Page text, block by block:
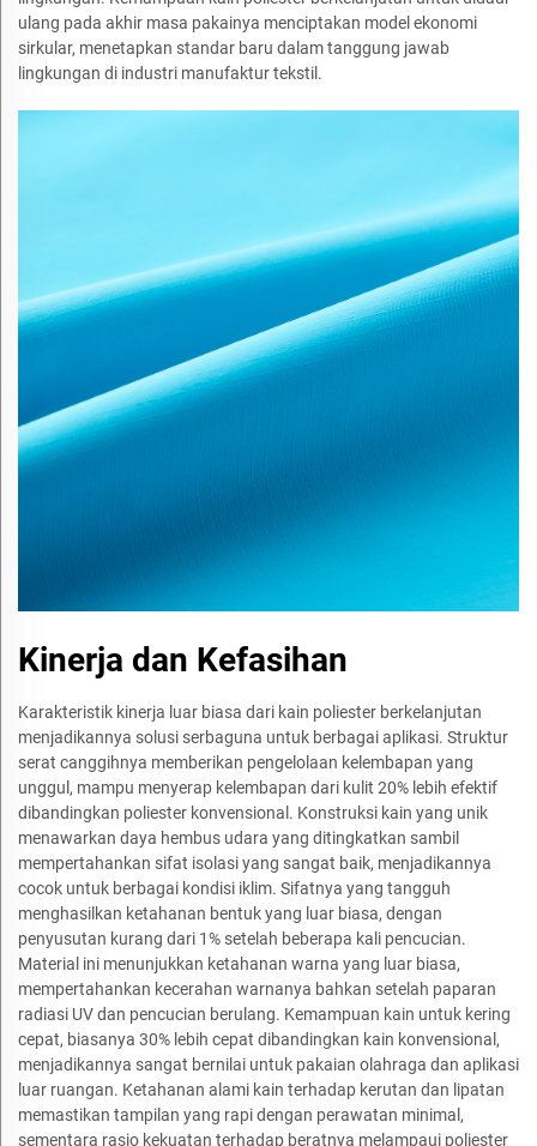
ulang pada akhir masa pakainya menciptakan model ekonomi
sirkular, menetapkan standar baru dalam tanggung jawab
lingkungan di industri manufaktur tekstil.
Kinerja dan Kefasihan
Karakteristik kinerja luar biasa dari kain poliester berkelanjutan
menjadikannya solusi serbaguna untuk berbagai aplikasi. Struktur
serat canggihnya memberikan pengelolaan kelembapan yang
unggul, mampu menyerap kelembapan dari kulit 20% lebih efektif
dibandingkan poliester konvensional. Konstruksi kain yang unik
menawarkan daya hembus udara yang ditingkatkan sambil
mempertahankan sifat isolasi yang sangat baik, menjadikannya
cocok untuk berbagai kondisi iklim. Sifatnya yang tangguh
menghasilkan ketahanan bentuk yang luar biasa, dengan
penyusutan kurang dari 1% setelah beberapa kali pencucian.
Material ini menunjukkan ketahanan warna yang luar biasa,
mempertahankan kecerahan warnanya bahkan setelah paparan
radiasi UV dan pencucian berulang. Kemampuan kain untuk kering
cepat, biasanya 30% lebih cepat dibandingkan kain konvensional,
menjadikannya sangat bernilai untuk pakaian olahraga dan aplikasi
luar ruangan. Ketahanan alami kain terhadap kerutan dan lipatan
memastikan tampilan yang rapi dengan perawatan minimal,
sementara rasio kekuatan terhadap beratnya melampaui poliester